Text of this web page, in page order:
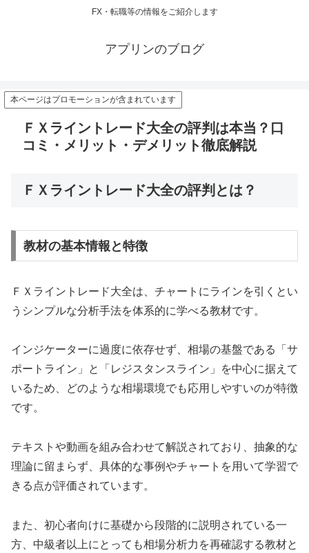
FX・転職等の情報をご紹介します
アプリンのブログ
本ページはプロモーションが含まれています
ＦＸライントレード大全の評判は本当？口
コミ・メリット・デメリット徹底解説
ＦＸライントレード大全の評判とは？
教材の基本情報と特徴
ＦＸライントレード大全は、チャートにラインを引くとい
うシンプルな分析手法を体系的に学べる教材です。
インジケーターに過度に依存せず、相場の基盤である「サ
ポートライン」と「レジスタンスライン」を中心に据えて
いるため、どのような相場環境でも応用しやすいのが特徴
です。
テキストや動画を組み合わせて解説されており、抽象的な
理論に留まらず、具体的な事例やチャートを用いて学習で
きる点が評価されています。
また、初心者向けに基礎から段階的に説明されている一
方、中級者以上にとっても相場分析力を再確認する教材と